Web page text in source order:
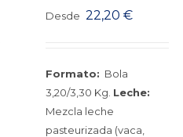
Desde 22,20€
Formato: Bola
3,20/3,30 Kg. Leche:
Mezcla leche
pasteurizada (vaca,